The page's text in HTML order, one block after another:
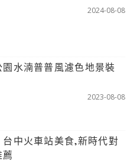
2024-08-08
水湳普普風濾色地景裝
2023-08-08
中火車站美食,新時代對